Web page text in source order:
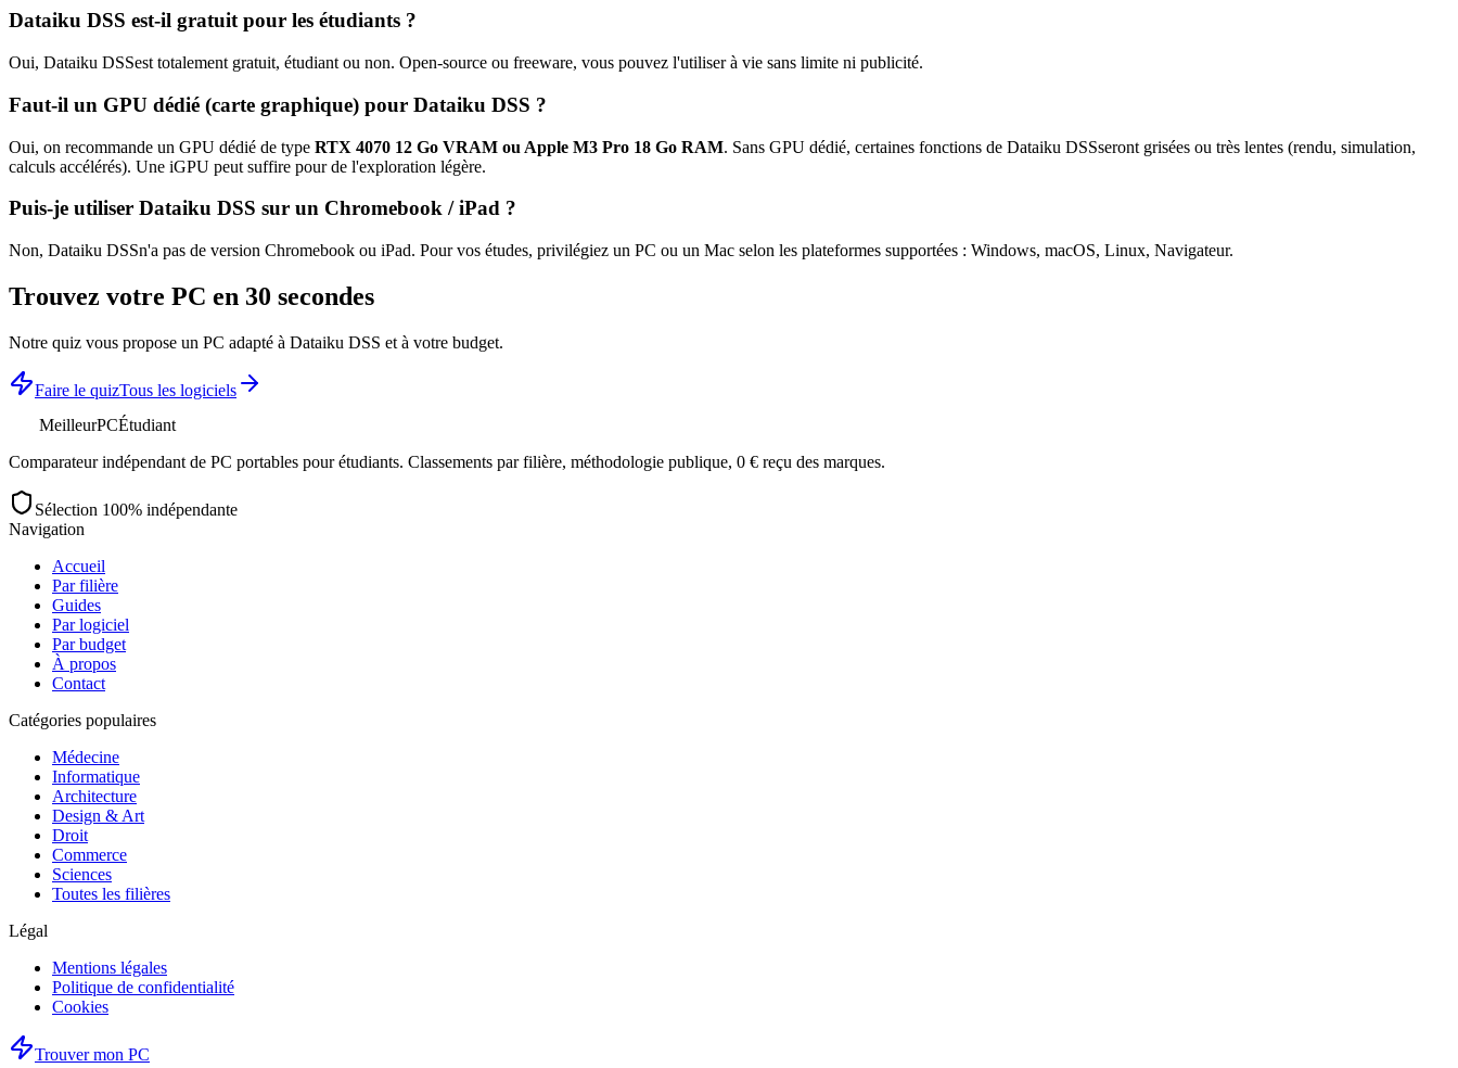
Dataiku DSS est-il gratuit pour les étudiants ?
Oui, Dataiku DSSest totalement gratuit, étudiant ou non. Open-source ou freeware, vous pouvez l'utiliser à vie sans limite ni publicité.
Faut-il un GPU dédié (carte graphique) pour Dataiku DSS ?
Oui, on recommande un GPU dédié de type RTX 4070 12 Go VRAM ou Apple M3 Pro 18 Go RAM. Sans GPU dédié, certaines fonctions de Dataiku DSSseront grisées ou très lentes (rendu, simulation,
calculs accélérés). Une iGPU peut suffire pour de l'exploration légère.
Puis-je utiliser Dataiku DSS sur un Chromebook / iPad ?
Non, Dataiku DSSn'a pas de version Chromebook ou iPad. Pour vos études, privilégiez un PC ou un Mac selon les plateformes supportées : Windows, macOS, Linux, Navigateur.
Trouvez votre PC en 30 secondes
Notre quiz vous propose un PC adapté à Dataiku DSS et à votre budget.
Faire le quizTous les logiciels
MeilleurPCÉtudiant
Comparateur indépendant de PC portables pour étudiants. Classements par filière, méthodologie publique, 0 € reçu des marques.
Sélection 100% indépendante
Navigation
Accueil
Par filière
Guides
Par logiciel
Par budget
À propos
Contact
Catégories populaires
Médecine
Informatique
Architecture
Design & Art
Droit
Commerce
Sciences
Toutes les filières
Légal
Mentions légales
Politique de confidentialité
Cookies
Trouver mon PC